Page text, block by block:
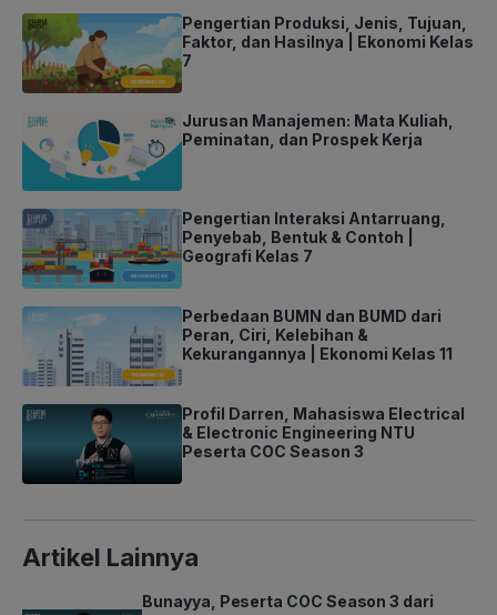
Pengertian Produksi, Jenis, Tujuan,
Faktor, dan Hasilnya | Ekonomi Kelas
7
Jurusan Manajemen: Mata Kuliah,
Peminatan, dan Prospek Kerja
Pengertian Interaksi Antarruang,
Penyebab, Bentuk & Contoh |
Geografi Kelas 7
Perbedaan BUMN dan BUMD dari
Peran, Ciri, Kelebihan &
Kekurangannya | Ekonomi Kelas 11
Profil Darren, Mahasiswa Electrical
& Electronic Engineering NTU
Peserta COC Season 3
Artikel Lainnya
Bunayya, Peserta COC Season 3 dari